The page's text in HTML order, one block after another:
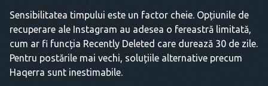
Sensibilitatea timpului este un factor cheie. Opțiunile de
recuperare ale Instagram au adesea o fereastră limitată,
cum ar fi funcția Recently Deleted care durează 30 de zile.
Pentru postările mai vechi, soluțiile alternative precum
Haqerra sunt inestimabile.